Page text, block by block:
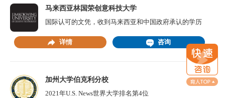
马来西亚林国荣创意科技大学
国际认可的文凭，收到马来西亚和中国政府承认的学历
详情 咨询
加州大学伯克利分校
2021年U.S. News世界大学排名第4位